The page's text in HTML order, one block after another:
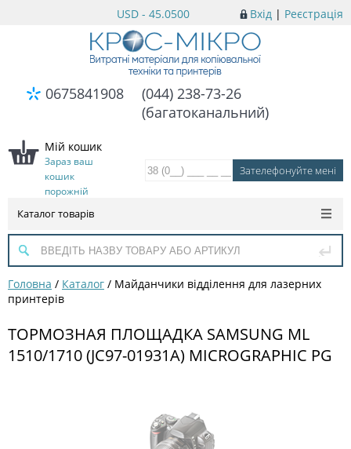
Вхід | Реєстрація
USD - 45.0500
0675841908
(044) 238-73-26
(багатоканальний)
Мій кошик
Зараз ваш
кошик
порожній
Каталог товарів
Головна / Каталог / Майданчики відділення для лазерних
принтерів
ТОРМОЗНАЯ ПЛОЩАДКА SAMSUNG ML
1510/1710 (JC97-01931A) MICROGRAPHIC PG